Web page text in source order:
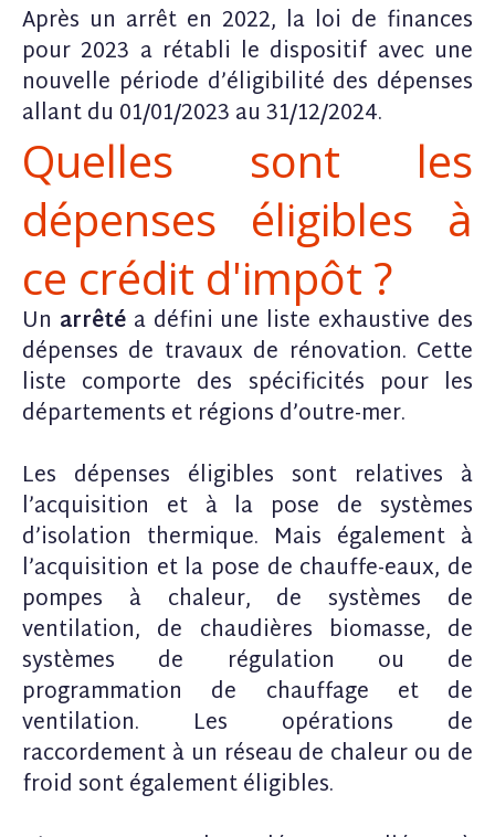
Après un arrêt en 2022, la loi de finances
pour 2023 a rétabli le dispositif avec une
nouvelle période d’éligibilité des dépenses
allant du 01/01/2023 au 31/12/2024.
Quelles sont les
dépenses éligibles à
ce crédit d'impôt ?
Un arrêtéa défini une liste exhaustive des
dépenses de travaux de rénovation. Cette
liste comporte des spécificités pour les
départements et régions d’outre-mer.
Les dépenses éligibles sont relatives à
l’acquisition et à la pose de systèmes
d’isolation thermique. Mais également à
l’acquisition et la pose de chauffe-eaux, de
pompes à chaleur, de systèmes de
ventilation, de chaudières biomasse, de
systèmes de régulation ou de
programmation de chauffage et de
ventilation. Les opérations de
raccordement à un réseau de chaleur ou de
froid sont également éligibles.